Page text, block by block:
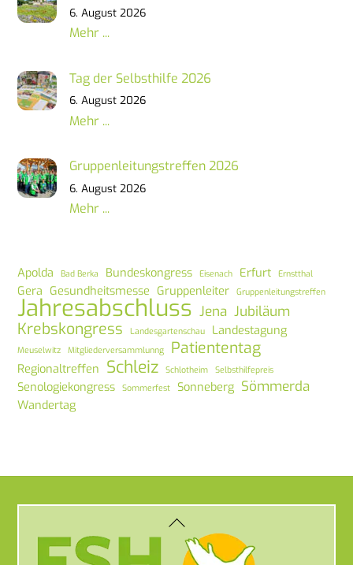
6. August 2026
Mehr ...
Tag der Selbsthilfe 2026
6. August 2026
Mehr ...
Gruppenleitungstreffen 2026
6. August 2026
Mehr ...
Apolda Bad Berka Bundeskongress Eisenach Erfurt Ernstthal
Gera Gesundheitsmesse Gruppenleiter Gruppenleitungstreffen
Jahresabschluss Jena Jubiläum
Krebskongress Landesgartenschau Landestagung
Meuselwitz Mitgliederversammlunng Patiententag
Regionaltreffen Schleiz Schlotheim Selbsthilfepreis
Senologiekongress Sommerfest Sonneberg Sömmerda
Wandertag
Back
To
Top